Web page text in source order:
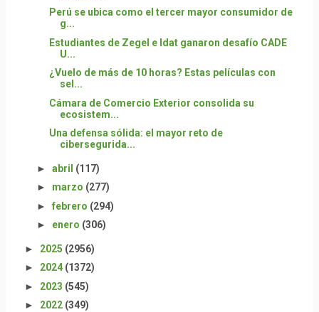
Perú se ubica como el tercer mayor consumidor de
g...
Estudiantes de Zegel e Idat ganaron desafío CADE
U...
¿Vuelo de más de 10 horas? Estas películas con
sel...
Cámara de Comercio Exterior consolida su
ecosistem...
Una defensa sólida: el mayor reto de
cibersegurida...
► abril (117)
► marzo (277)
► febrero (294)
► enero (306)
► 2025 (2956)
► 2024 (1372)
► 2023 (545)
► 2022 (349)